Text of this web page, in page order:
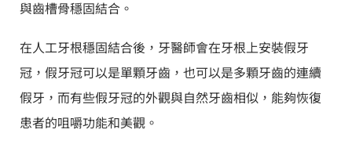
與齒槽骨穩固結合。
在人工牙根穩固結合後，牙醫師會在牙根上安裝假牙
冠，假牙冠可以是單顆牙齒，也可以是多顆牙齒的連續
假牙，而有些假牙冠的外觀與自然牙齒相似，能夠恢復
患者的咀嚼功能和美觀。